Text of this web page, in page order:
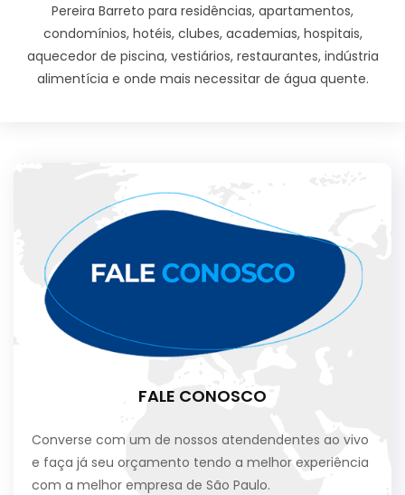
Pereira Barreto para residências, apartamentos,
condomínios, hotéis, clubes, academias, hospitais,
aquecedor de piscina, vestiários, restaurantes, indústria
alimentícia e onde mais necessitar de água quente.
FALE CONOSCO
Converse com um de nossos atendendentes ao vivo
e faça já seu orçamento tendo a melhor experiência
com a melhor empresa de São Paulo.